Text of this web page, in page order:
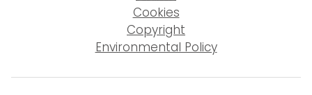
Cookies
Copyright
Environmental Policy